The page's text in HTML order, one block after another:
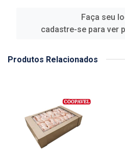
Faça seu
cadastre-se para ver
Produtos Relacionados